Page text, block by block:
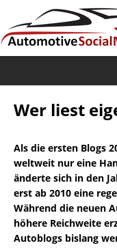
Wer liest
Als die ersten Blogs
weltweit nur eine
änderte sich in den
erst ab 2010 eine
Während die neuen
höhere Reichweite
Autoblogs bislang